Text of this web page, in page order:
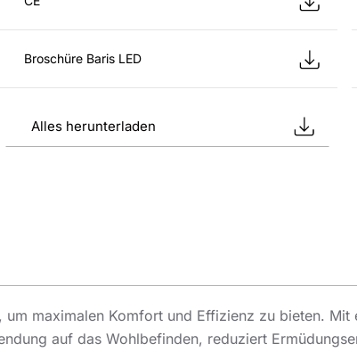
Broschüre Baris LED
Alles herunterladen
maximalen Komfort und Effizienz zu bieten.
auf das Wohlbefinden, reduziert